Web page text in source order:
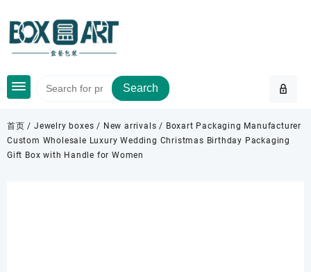
content
Search
首页 /Jewelry boxes / New arrivals / Boxart Packaging Manufacturer
Custom Wholesale Luxury Wedding Christmas Birthday Packaging
Gift Box with Handle for Women